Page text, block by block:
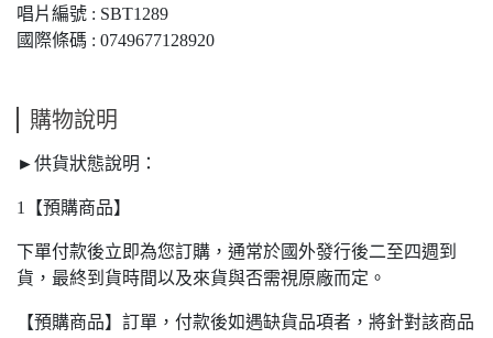
唱片編號 : SBT1289
國際條碼 : 0749677128920
購物說明
►供貨狀態說明：
1【預購商品】
下單付款後立即為您訂購，通常於國外發行後二至四週到
貨，最終到貨時間以及來貨與否需視原廠而定。
【預購商品】訂單，付款後如遇缺貨品項者，將針對該商品